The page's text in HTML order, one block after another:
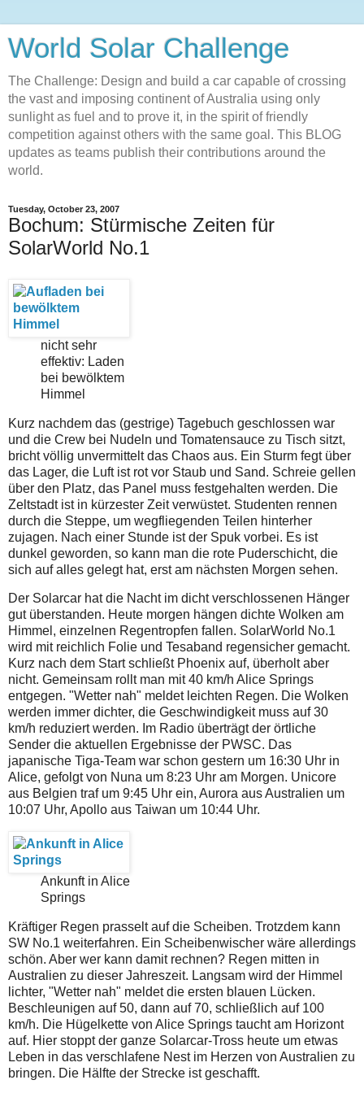
World Solar Challenge
The Challenge: Design and build a car capable of crossing
the vast and imposing continent of Australia using only
sunlight as fuel and to prove it, in the spirit of friendly
competition against others with the same goal. This BLOG
updates as teams publish their contributions around the
world.
Tuesday, October 23, 2007
Bochum: Stürmische Zeiten für
SolarWorld No.1
nicht sehr
effektiv: Laden
bei bewölktem
Himmel
Kurz nachdem das (gestrige) Tagebuch geschlossen war
und die Crew bei Nudeln und Tomatensauce zu Tisch sitzt,
bricht völlig unvermittelt das Chaos aus. Ein Sturm fegt über
das Lager, die Luft ist rot vor Staub und Sand. Schreie gellen
über den Platz, das Panel muss festgehalten werden. Die
Zeltstadt ist in kürzester Zeit verwüstet. Studenten rennen
durch die Steppe, um wegfliegenden Teilen hinterher
zujagen. Nach einer Stunde ist der Spuk vorbei. Es ist
dunkel geworden, so kann man die rote Puderschicht, die
sich auf alles gelegt hat, erst am nächsten Morgen sehen.
Der Solarcar hat die Nacht im dicht verschlossenen Hänger
gut überstanden. Heute morgen hängen dichte Wolken am
Himmel, einzelnen Regentropfen fallen. SolarWorld No.1
wird mit reichlich Folie und Tesaband regensicher gemacht.
Kurz nach dem Start schließt Phoenix auf, überholt aber
nicht. Gemeinsam rollt man mit 40 km/h Alice Springs
entgegen. "Wetter nah" meldet leichten Regen. Die Wolken
werden immer dichter, die Geschwindigkeit muss auf 30
km/h reduziert werden. Im Radio überträgt der örtliche
Sender die aktuellen Ergebnisse der PWSC. Das
japanische Tiga-Team war schon gestern um 16:30 Uhr in
Alice, gefolgt von Nuna um 8:23 Uhr am Morgen. Unicore
aus Belgien traf um 9:45 Uhr ein, Aurora aus Australien um
10:07 Uhr, Apollo aus Taiwan um 10:44 Uhr.
Ankunft in Alice
Springs
Kräftiger Regen prasselt auf die Scheiben. Trotzdem kann
SW No.1 weiterfahren. Ein Scheibenwischer wäre allerdings
schön. Aber wer kann damit rechnen? Regen mitten in
Australien zu dieser Jahreszeit. Langsam wird der Himmel
lichter, "Wetter nah" meldet die ersten blauen Lücken.
Beschleunigen auf 50, dann auf 70, schließlich auf 100
km/h. Die Hügelkette von Alice Springs taucht am Horizont
auf. Hier stoppt der ganze Solarcar-Tross heute um etwas
Leben in das verschlafene Nest im Herzen von Australien zu
bringen. Die Hälfte der Strecke ist geschafft.